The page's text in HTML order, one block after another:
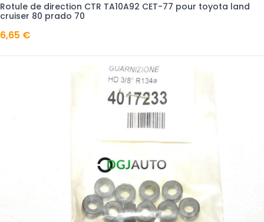
Rotule de direction CTR TA10A92 CET-77 pour toyota land
cruiser 80 prado 70
6,65 €